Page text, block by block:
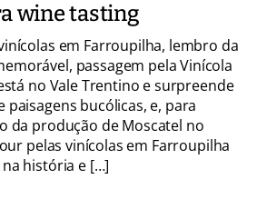
wine tasting
em Farroupilha, lembro da
passagem pela Vinícola
no Vale Trentino e surpreende
paisagens bucólicas, e, para
da produção de Moscatel no
pelas vinícolas em Farroupilha
história e […]